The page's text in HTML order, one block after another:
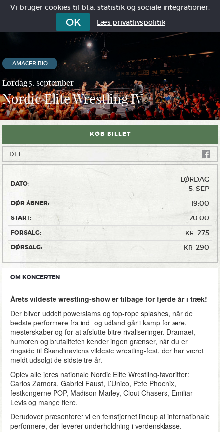
Vi bruger cookies til bl.a. statistik og sociale integrationer.
OK Læs privatlivspolitik
AMAGER BIO
Lørdag 5. september
Nordic Elite Wrestling IV
KØB BILLET
DEL
DATO:
LØRDAG
5. SEP
DØR ÅBNER: 19:00
START: 20:00
FORSALG: KR. 275
DØRSALG: KR. 290
OM KONCERTEN
Årets vildeste wrestling-show er tilbage for fjerde år i træk!
Der bliver uddelt powerslams og top-rope splashes, når de
bedste performere fra ind- og udland går i kamp for ære,
mesterskaber og for at afslutte bitre rivaliseringer. Dramaet,
humoren og brutaliteten kender ingen grænser, når du er
ringside til Skandinaviens vildeste wrestling-fest, der har været
meldt udsolgt de sidste tre år.
Oplev alle jeres nationale Nordic Elite Wrestling-favoritter:
Carlos Zamora, Gabriel Faust, L’Unico, Pete Phoenix,
festkongerne POP, Madison Marley, Clout Chasers, Emilian
Levis og mange flere.
Derudover præsenterer vi en femstjernet lineup af internationale
performere, der leverer underholdning i verdensklasse.